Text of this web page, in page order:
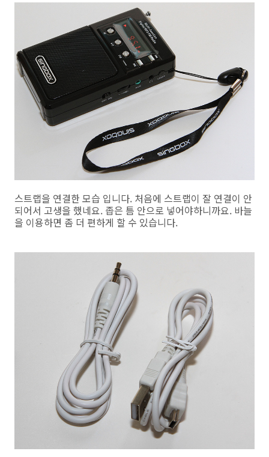
스트랩을 연결한 모습 입니다. 처음에 스트랩이 잘 연결이 안
되어서 고생을 했네요. 좁은 틈 안으로 넣어야하니까요. 바늘
을 이용하면 좀 더 편하게 할 수 있습니다.